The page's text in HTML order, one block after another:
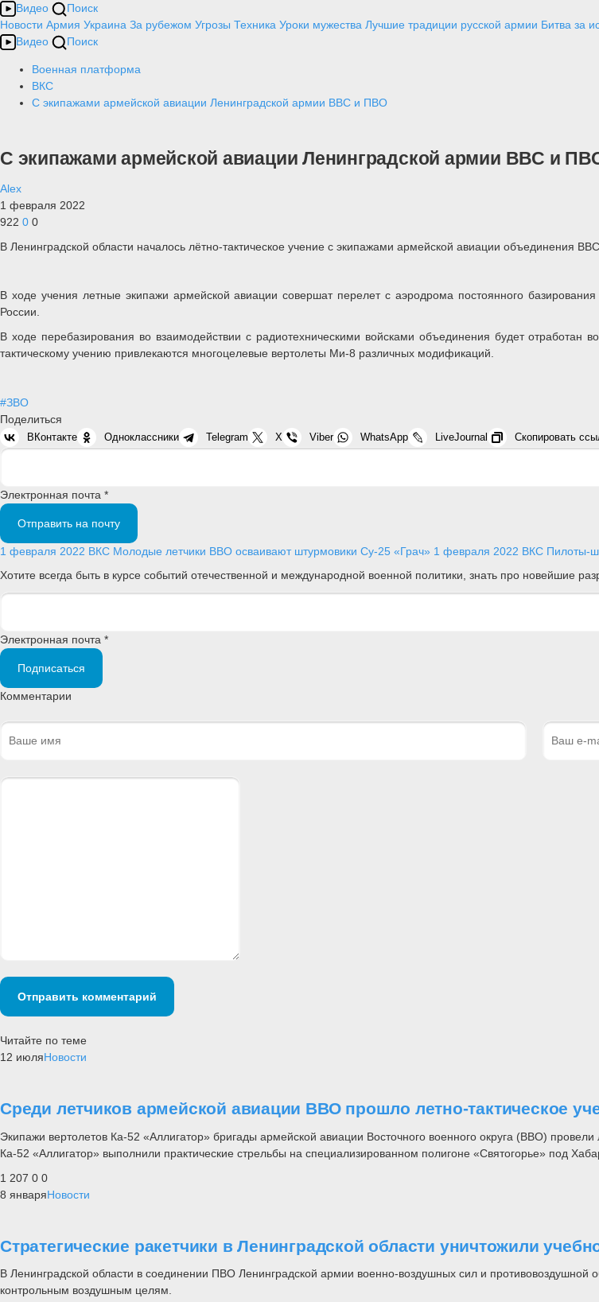
Видео
Поиск
Новости Армия Украина За рубежом Угрозы Техника Уроки мужества Лучшие традиции русской армии Битва за
Видео
Поиск
Военная платформа
ВКС
С экипажами армейской авиации Ленинградской армии ВВС и ПВО
С экипажами армейской авиации Ленинградской армии ВВС и
Alex
1 февраля 2022
922 0 0
В Ленинградской области началось лётно-тактическое учение с экипажами армейской авиации объединения
В ходе учения летные экипажи армейской авиации совершат перелет с аэродрома постоянного
России.
В ходе перебазирования во взаимодействии с радиотехническими войсками объединения будет отработан
тактическому учению привлекаются многоцелевые вертолеты Ми-8 различных модификаций.
#ЗВО
Поделиться
ВКонтакте Одноклассники Telegram X Viber WhatsApp LiveJournal Скопировать
Электронная почта *
Отправить на почту
1 февраля 2022 ВКС Молодые летчики ВВО осваивают штурмовики Су-25 «Грач» 1 февраля 2022 ВКС Пилоты-
Хотите всегда быть в курсе событий отечественной и международной военной политики, знать про новейшие
Электронная почта *
Подписаться
Комментарии
Отправить комментарий
Читайте по теме
12 июляНовости
Среди летчиков армейской авиации ВВО прошло летно-тактическое
Экипажи вертолетов Ка-52 «Аллигатор» бригады армейской авиации Восточного военного округа (ВВО)
Ка-52 «Аллигатор» выполнили практические стрельбы на специализированном полигоне «Святогорье» под
1 207 0 0
8 январяНовости
Стратегические ракетчики в Ленинградской области уничтожили
В Ленинградской области в соединении ПВО Ленинградской армии военно-воздушных сил и противовоздушной
контрольным воздушным целям.